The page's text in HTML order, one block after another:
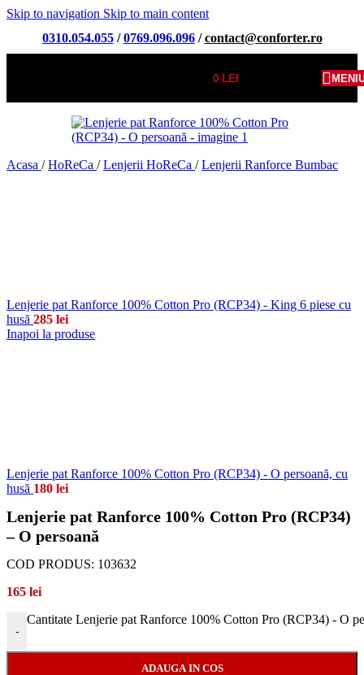
Skip to navigation Skip to main content
0310.054.055/0769.096.096/contact@conforter.ro
0LEI
Acasa / HoReCa / Lenjerii HoReCa / Lenjerii Ranforce Bumbac
Lenjerie pat Ranforce 100% Cotton Pro (RCP34) - King 6 piese cu
husă 285 lei
Inapoi la produse
Lenjerie pat Ranforce 100% Cotton Pro (RCP34) - O persoană, cu
husă 180 lei
Lenjerie pat Ranforce 100% Cotton Pro (RCP34)
– O persoană
COD PRODUS: 103632
165 lei
-
Cantitate Lenjerie pat Ranforce 100% Cotton Pro (RCP34) - O
ADAUGA IN COS